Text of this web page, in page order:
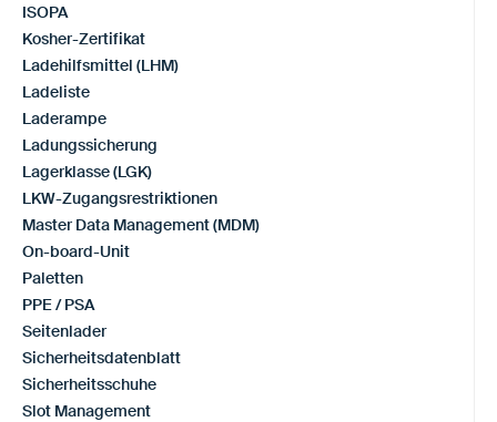
ISOPA
Kosher-Zertifikat
Ladehilfsmittel (LHM)
Ladeliste
Laderampe
Ladungssicherung
Lagerklasse (LGK)
LKW-Zugangsrestriktionen
Master Data Management (MDM)
On-board-Unit
Paletten
PPE / PSA
Seitenlader
Sicherheitsdatenblatt
Sicherheitsschuhe
Slot Management